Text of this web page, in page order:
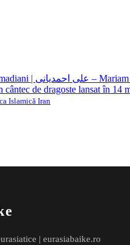
cântec de dragoste lansat în
Islamică Iran
| eurasiabaike.ro